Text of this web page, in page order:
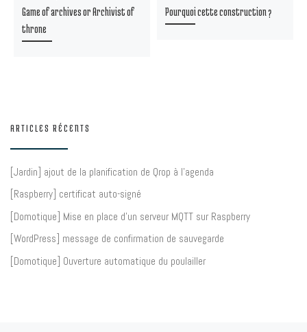
Game of archives or Archivist of
throne
Pourquoi cette construction ?
ARTICLES RÉCENTS
[Jardin] ajout de la planification de Qrop à l’agenda
[Raspberry] certificat auto-signé
[Domotique] Mise en place d’un serveur MQTT sur Raspberry
[WordPress] message de confirmation de sauvegarde
[Domotique] Ouverture automatique du poulailler